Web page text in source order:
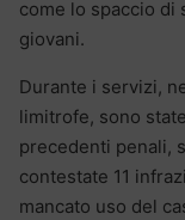
come lo spaccio di
giovani.
Durante i servizi,
limitrofe, sono
precedenti penali,
contestate 11
mancato uso del